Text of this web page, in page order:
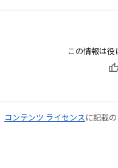
この情報は役
コンテンツ ライセンスに記載